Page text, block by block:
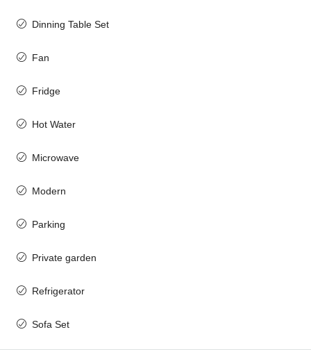
Dinning Table Set
Fan
Fridge
Hot Water
Microwave
Modern
Parking
Private garden
Refrigerator
Sofa Set